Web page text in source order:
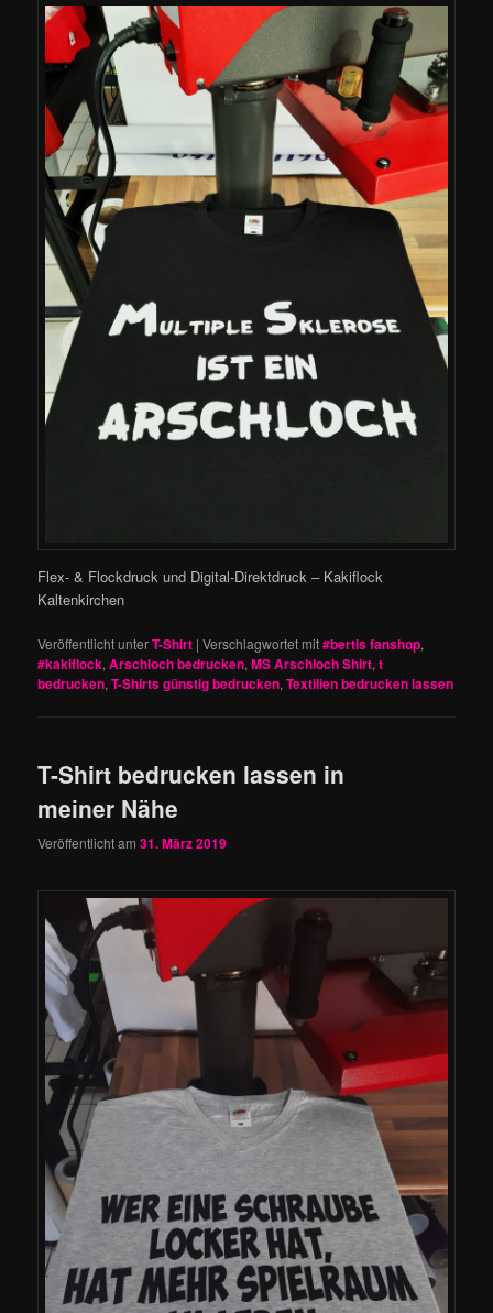
Flex- & Flockdruck und Digital-Direktdruck – Kakiflock
Kaltenkirchen
Veröffentlicht unterT-Shirt |Verschlagwortet mit#bertis fanshop,
#kakiflock,Arschloch bedrucken,MS Arschloch Shirt,t
bedrucken,T-Shirts günstig bedrucken,Textilien bedrucken lassen
T-Shirt bedrucken lassen in
meiner Nähe
Veröffentlicht am31. März 2019